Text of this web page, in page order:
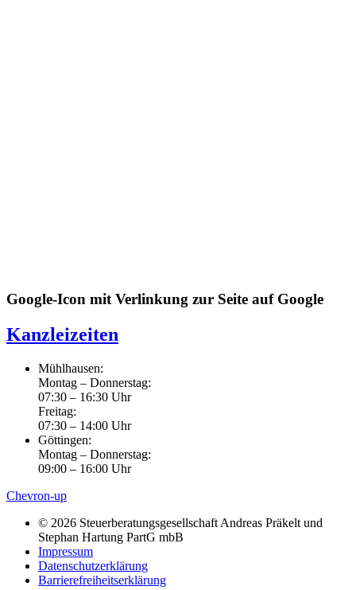
Google-Icon mit Verlinkung zur Seite auf Google
Kanzleizeiten
Mühlhausen:
Montag – Donnerstag:
07:30 – 16:30 Uhr
Freitag:
07:30 – 14:00 Uhr
Göttingen:
Montag – Donnerstag:
09:00 – 16:00 Uhr
Chevron-up
© 2026 Steuerberatungsgesellschaft Andreas Präkelt und
Stephan Hartung PartG mbB
Impressum
Datenschutzerklärung
Barrierefreiheitserklärung